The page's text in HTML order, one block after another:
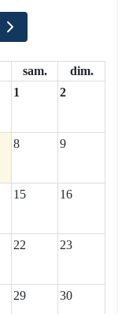
sam.
dim.
1 2
8 9
15 16
22 23
29 30